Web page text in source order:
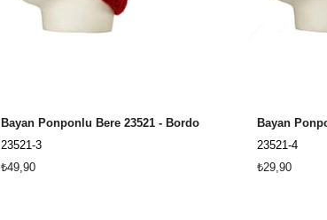
Bayan Ponponlu Bere 23521 - Bordo
23521-3
₺49,90
Bayan
23521-4
₺29,90